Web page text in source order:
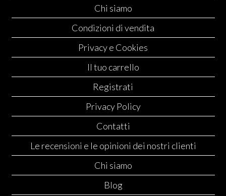
Chi siamo
Condizioni di vendita
Privacy e Cookies
Il tuo carrello
Registrati
Privacy Policy
Contatti
Le recensioni e le opinioni dei nostri clienti
Chi siamo
Blog